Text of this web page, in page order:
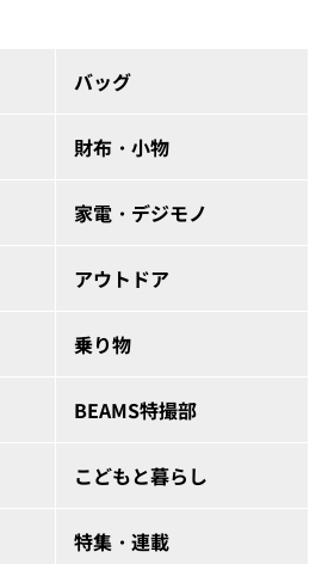
バッグ
財布・小物
家電・デジモノ
アウトドア
乗り物
BEAMS特撮部
こどもと暮らし
特集・連載